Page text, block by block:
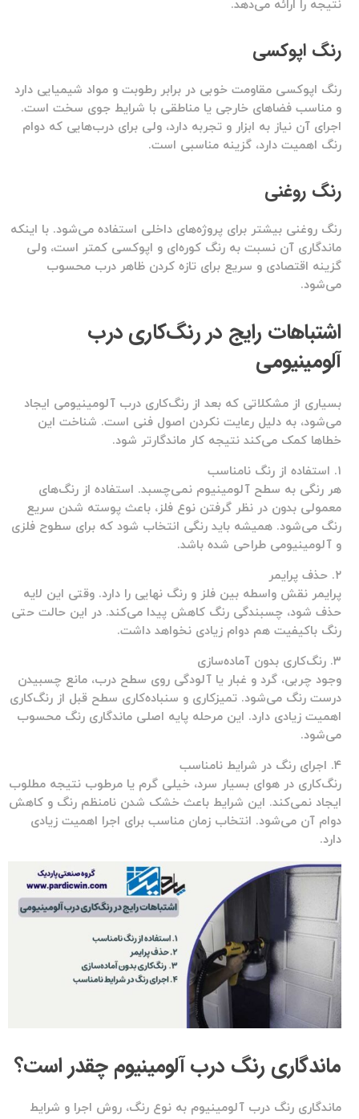
نتیجه را ارائه می‌دهد.
رنگ اپوکسی
رنگ اپوکسی مقاومت خوبی در برابر رطوبت و مواد شیمیایی دارد
و مناسب فضاهای خارجی یا مناطقی با شرایط جوی سخت است.
اجرای آن نیاز به ابزار و تجربه دارد، ولی برای درب‌هایی که دوام
رنگ اهمیت دارد، گزینه مناسبی است.
رنگ روغنی
رنگ روغنی بیشتر برای پروژه‌های داخلی استفاده می‌شود. با اینکه
ماندگاری آن نسبت به رنگ کوره‌ای و اپوکسی کمتر است، ولی
گزینه اقتصادی و سریع برای تازه کردن ظاهر درب محسوب
می‌شود.
اشتباهات رایج در رنگ‌کاری درب
آلومینیومی
بسیاری از مشکلاتی که بعد از رنگ‌کاری درب آلومینیومی ایجاد
می‌شود، به دلیل رعایت نکردن اصول فنی است. شناخت این
خطاها کمک می‌کند نتیجه کار ماندگارتر شود.
۱. استفاده از رنگ نامناسب
هر رنگی به سطح آلومینیوم نمی‌چسبد. استفاده از رنگ‌های
معمولی بدون در نظر گرفتن نوع فلز، باعث پوسته شدن سریع
رنگ می‌شود. همیشه باید رنگی انتخاب شود که برای سطوح فلزی
و آلومینیومی طراحی شده باشد.
۲. حذف پرایمر
پرایمر نقش واسطه بین فلز و رنگ نهایی را دارد. وقتی این لایه
حذف شود، چسبندگی رنگ کاهش پیدا می‌کند. در این حالت حتی
رنگ باکیفیت هم دوام زیادی نخواهد داشت.
۳. رنگ‌کاری بدون آماده‌سازی
وجود چربی، گرد و غبار یا آلودگی روی سطح درب، مانع چسبیدن
درست رنگ می‌شود. تمیزکاری و سنباده‌کاری سطح قبل از رنگ‌کاری
اهمیت زیادی دارد. این مرحله پایه اصلی ماندگاری رنگ محسوب
می‌شود.
۴. اجرای رنگ در شرایط نامناسب
رنگ‌کاری در هوای بسیار سرد، خیلی گرم یا مرطوب نتیجه مطلوب
ایجاد نمی‌کند. این شرایط باعث خشک شدن نامنظم رنگ و کاهش
دوام آن می‌شود. انتخاب زمان مناسب برای اجرا اهمیت زیادی
دارد.
ماندگاری رنگ درب آلومینیوم چقدر است؟
ماندگاری رنگ درب آلومینیوم به نوع رنگ، روش اجرا و شرایط